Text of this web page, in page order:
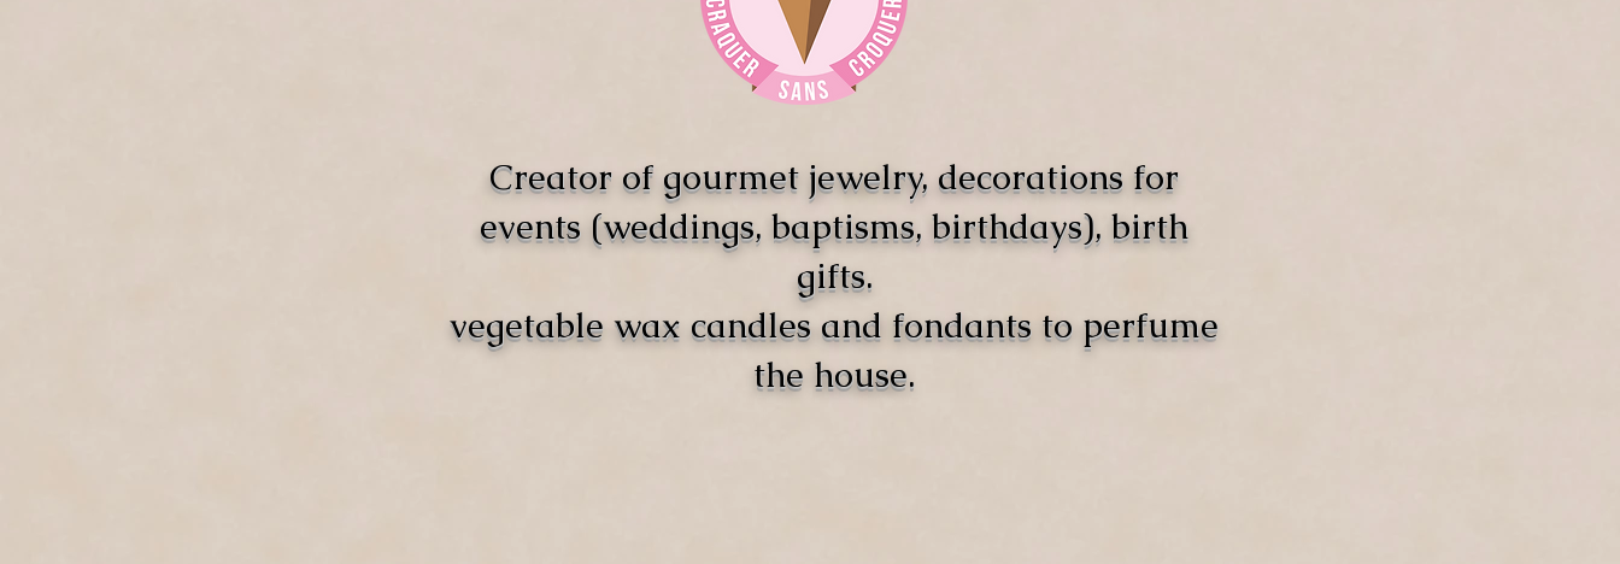
Creator of gourmet jewelry, decorations for
events (weddings, baptisms, birthdays), birth
gifts.
vegetable wax candles and fondants to perfume
the house.